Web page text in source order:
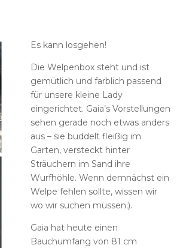
Es kann losgehen!
Die Welpenbox steht und ist
gemütlich und farblich passend
für unsere kleine Lady
eingerichtet. Gaia’s Vorstellungen
sehen gerade noch etwas anders
aus – sie buddelt fleißig im
Garten, versteckt hinter
Sträuchern im Sand ihre
Wurfhöhle. Wenn demnächst ein
Welpe fehlen sollte, wissen wir
wo wir suchen müssen;).
Gaia hat heute einen
Bauchumfang von 81 cm